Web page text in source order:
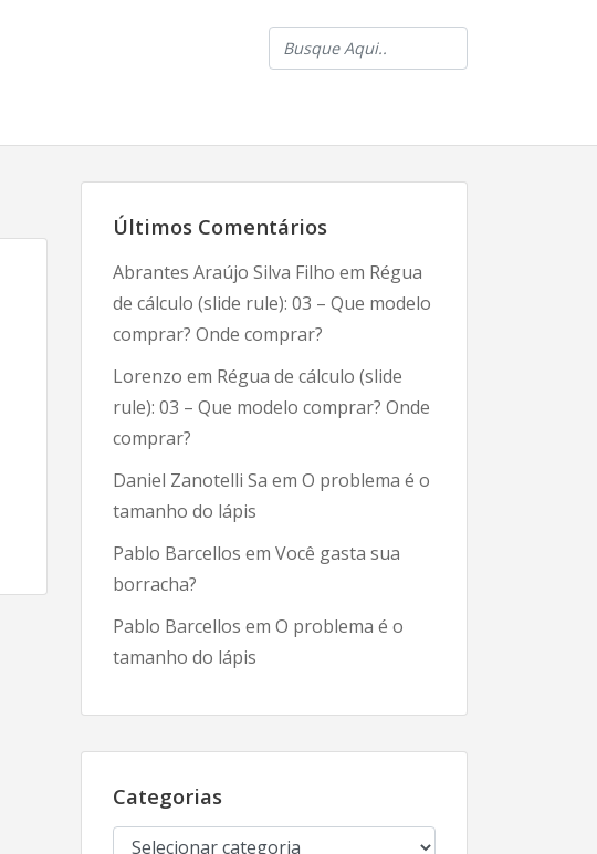
Últimos Comentários
Abrantes Araújo Silva Filho em Régua
de cálculo (slide rule): 03 – Que modelo
comprar? Onde comprar?
Lorenzo em Régua de cálculo (slide
rule): 03 – Que modelo comprar? Onde
comprar?
Daniel Zanotelli Sa em O problema é o
tamanho do lápis
Pablo Barcellos em Você gasta sua
borracha?
Pablo Barcellos em O problema é o
tamanho do lápis
Categorias
Categorias